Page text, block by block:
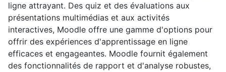
ligne attrayant. Des quiz et des évaluations aux
présentations multimédias et aux activités
interactives, Moodle offre une gamme d'options pour
offrir des expériences d'apprentissage en ligne
efficaces et engageantes. Moodle fournit également
des fonctionnalités de rapport et d'analyse robustes,